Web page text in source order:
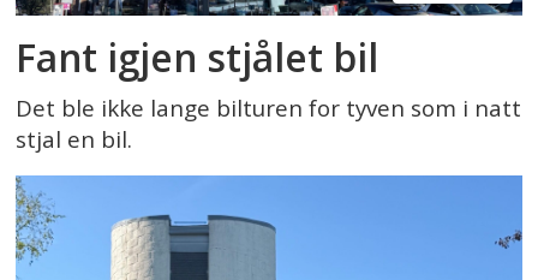
Fant igjen stjålet bil
Det ble ikke lange bilturen for tyven som i natt
stjal en bil.